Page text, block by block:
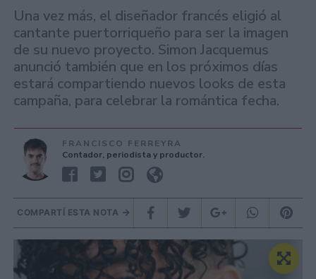
Una vez más, el diseñador francés eligió al
cantante puertorriqueño para ser la imagen
de su nuevo proyecto. Simon Jacquemus
anunció también que en los próximos días
estará compartiendo nuevos looks de esta
campaña, para celebrar la romántica fecha.
FRANCISCO FERREYRA
Contador, periodista y productor.
COMPARTÍ ESTA NOTA